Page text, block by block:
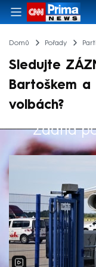
Domů Pořady
Sledujte
Bartoškem
volbách?
Žádná
Výběr redakce